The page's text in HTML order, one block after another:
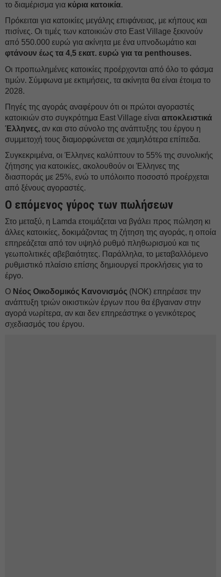
το διαμέρισμα για κύρια κατοικία.
Πρόκειται για κατοικίες μεγάλης επιφάνειας, με κήπους και
πισίνες. Οι τιμές των κατοικιών στο East Village ξεκινούν
από 550.000 ευρώ για ακίνητα με ένα υπνοδωμάτιο και
φτάνουν έως τα 4,5 εκατ. ευρώ για τα penthouses.
Οι προπωλημένες κατοικίες προέρχονται από όλο το φάσμα
τιμών. Σύμφωνα με εκτιμήσεις, τα ακίνητα θα είναι έτοιμα το
2028.
Πηγές της αγοράς αναφέρουν ότι οι πρώτοι αγοραστές
κατοικιών στο συγκρότημα East Village είναι αποκλειστικά
Έλληνες, αν και στο σύνολο της ανάπτυξης του έργου η
συμμετοχή τους διαμορφώνεται σε χαμηλότερα επίπεδα.
Συγκεκριμένα, οι Έλληνες καλύπτουν το 55% της συνολικής
ζήτησης για κατοικίες, ακολουθούν οι Έλληνες της
διασποράς με 25%, ενώ το υπόλοιπο ποσοστό προέρχεται
από ξένους αγοραστές.
Ο επόμενος γύρος των πωλήσεων
Στο μεταξύ, η Lamda ετοιμάζεται να βγάλει προς πώληση κι
άλλες κατοικίες, δοκιμάζοντας τη ζήτηση της αγοράς, η οποία
επηρεάζεται από τον υψηλό ρυθμό πληθωρισμού και τις
γεωπολιτικές αβεβαιότητες. Παράλληλα, το μεταβαλλόμενο
ρυθμιστικό πλαίσιο επίσης δημιουργεί προκλήσεις για το
έργο.
Ο Νέος Οικοδομικός Κανονισμός (ΝΟΚ) επηρέασε την
ανάπτυξη τριών οικιστικών έργων που θα έβγαιναν στην
αγορά νωρίτερα, αν και δεν επηρεάστηκε ο γενικότερος
σχεδιασμός του έργου.